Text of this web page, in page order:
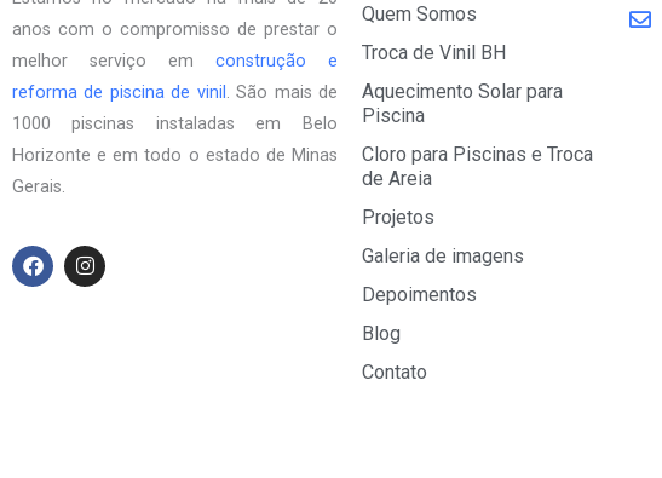
anos com o compromisso de prestar o
melhor serviço em construção e
reforma de piscina de vinil. São mais de
1000 piscinas instaladas em Belo
Horizonte e em todo o estado de Minas
Gerais.
F
a
c
I
n
s
Quem Somos
Troca de Vinil BH
Aquecimento Solar para
Piscina
Cloro para Piscinas e Troca
de Areia
Projetos
Galeria de imagens
Depoimentos
Blog
Contato